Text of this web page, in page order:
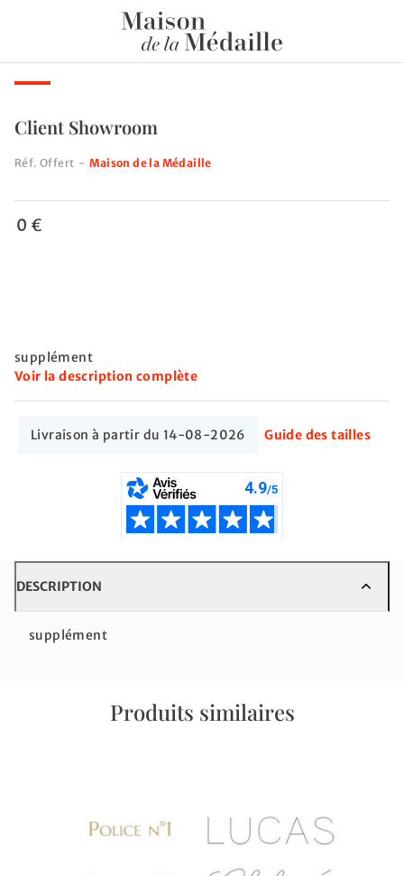
Client Showroom
Réf. Offert -Maison de la Médaille
0 €
supplément
Voir la description complète
Livraison à partir du 14-08-2026 Guide des tailles
DESCRIPTION
supplément
Produits similaires